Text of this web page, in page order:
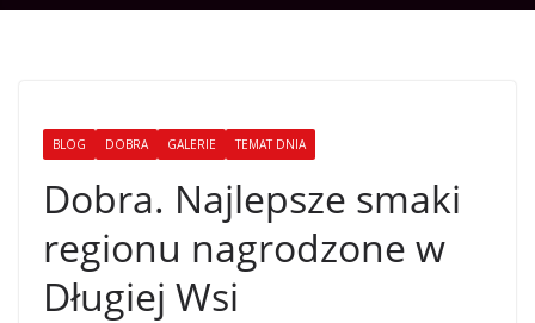
BLOG DOBRA GALERIE TEMAT DNIA
Dobra. Najlepsze smaki
regionu nagrodzone w
Długiej Wsi